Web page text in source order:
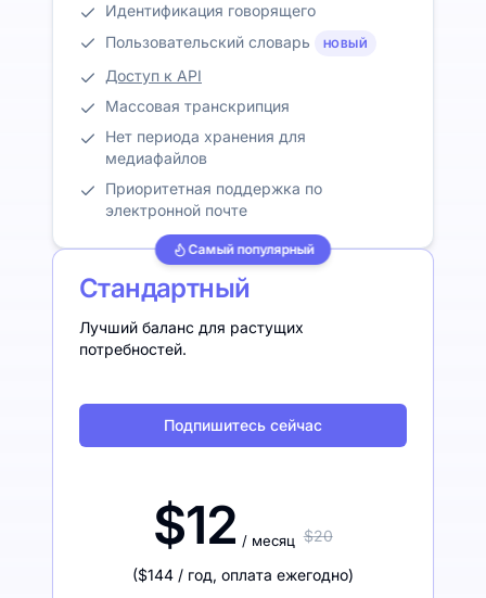
Идентификация говорящего
Пользовательский словарь
НОВЫЙ
Доступ к API
Массовая транскрипция
Нет периода хранения для
медиафайлов
Приоритетная поддержка по
электронной почте
Самый популярный
Стандартный
Лучший баланс для растущих
потребностей.
Подпишитесь сейчас
$12 / месяц $20
($144 / год, оплата ежегодно)